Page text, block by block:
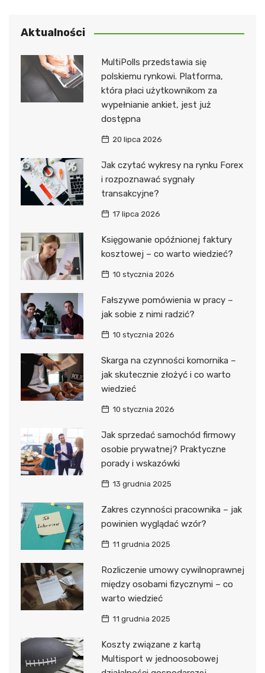
Aktualności
MultiPolls przedstawia się
polskiemu rynkowi. Platforma,
która płaci użytkownikom za
wypełnianie ankiet, jest już
dostępna
20 lipca 2026
Jak czytać wykresy na rynku Forex
i rozpoznawać sygnały
transakcyjne?
17 lipca 2026
Księgowanie opóźnionej faktury
kosztowej – co warto wiedzieć?
10 stycznia 2026
Fałszywe pomówienia w pracy –
jak sobie z nimi radzić?
10 stycznia 2026
Skarga na czynności komornika –
jak skutecznie złożyć i co warto
wiedzieć
10 stycznia 2026
Jak sprzedać samochód firmowy
osobie prywatnej? Praktyczne
porady i wskazówki
13 grudnia 2025
Zakres czynności pracownika – jak
powinien wyglądać wzór?
11 grudnia 2025
Rozliczenie umowy cywilnoprawnej
między osobami fizycznymi – co
warto wiedzieć
11 grudnia 2025
Koszty związane z kartą
Multisport w jednoosobowej